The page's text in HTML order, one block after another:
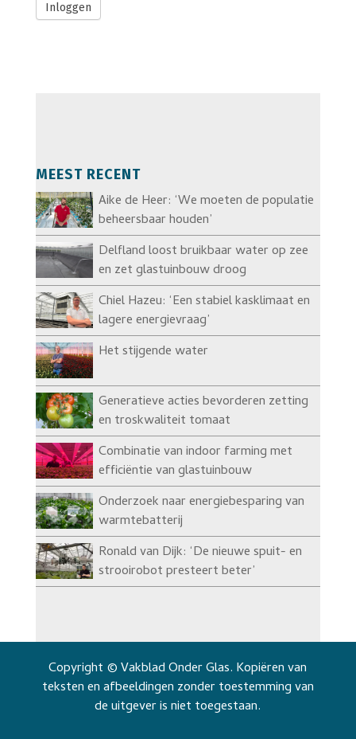
Inloggen
MEEST RECENT
Aike de Heer: ‘We moeten de populatie
beheersbaar houden’
Delfland loost bruikbaar water op zee
en zet glastuinbouw droog
Chiel Hazeu: ‘Een stabiel kasklimaat en
lagere energievraag’
Het stijgende water
Generatieve acties bevorderen zetting
en troskwaliteit tomaat
Combinatie van indoor farming met
efficiëntie van glastuinbouw
Onderzoek naar energiebesparing van
warmtebatterij
Ronald van Dijk: ‘De nieuwe spuit- en
strooirobot presteert beter’
Copyright © Vakblad Onder Glas. Kopiëren van
teksten en afbeeldingen zonder toestemming van
de uitgever is niet toegestaan.